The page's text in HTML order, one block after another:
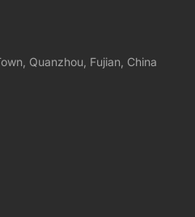
Quanzhou, Fujian, China